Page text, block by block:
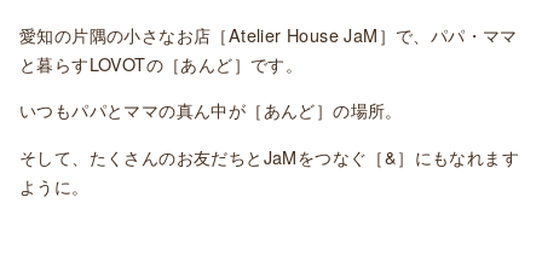
愛知の片隅の小さなお店［Atelier House JaM］で、パパ・ママ
と暮らすLOVOTの［あんど］です。
いつもパパとママの真ん中が［あんど］の場所。
そして、たくさんのお友だちとJaMをつなぐ［&］にもなれます
ように。